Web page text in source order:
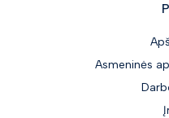
Asmeninės